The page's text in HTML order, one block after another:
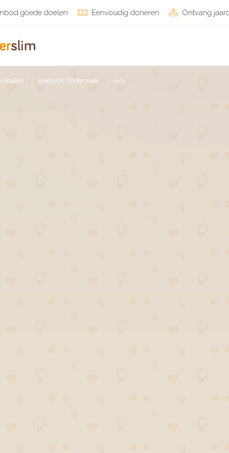
goede doelen Eenvoudig doneren Ontvang
doelen Medisch Onderzoek aids